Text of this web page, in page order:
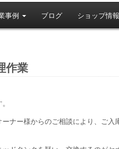
事例 ブログ ショップ情報
作業
ナー様からのご相談により、ご